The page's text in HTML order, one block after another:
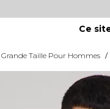
Ce
Taille Pour Hommes /